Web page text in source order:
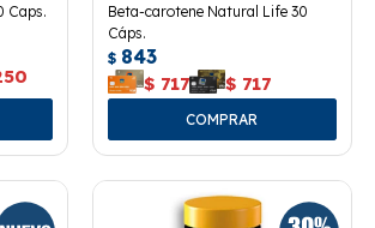
Caps.
Beta-carotene Natural Life 30
Cáps.
$ 843
$ 717 $ 717